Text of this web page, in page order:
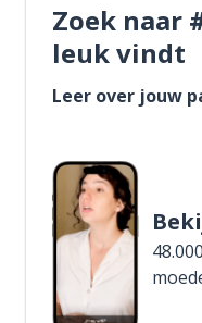
Zoek naar
leuk vindt
Leer over jouw